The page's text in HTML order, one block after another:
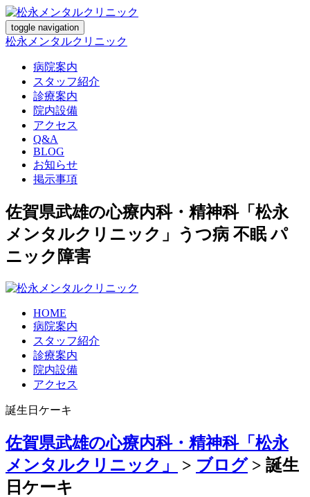
toggle navigation
松永メンタルクリニック
病院案内
スタッフ紹介
診療案内
院内設備
アクセス
Q&A
BLOG
お知らせ
掲示事項
佐賀県武雄の心療内科・精神科「松永
メンタルクリニック」うつ病 不眠 パ
ニック障害
HOME
病院案内
スタッフ紹介
診療案内
院内設備
アクセス
誕生日ケーキ
佐賀県武雄の心療内科・精神科「松永
メンタルクリニック」
> ブログ> 誕生
日ケーキ